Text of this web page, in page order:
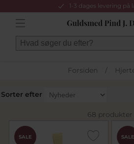
1-3 dages levering på
Forsiden /
Sorter efter
68 produkter
SALE SALE